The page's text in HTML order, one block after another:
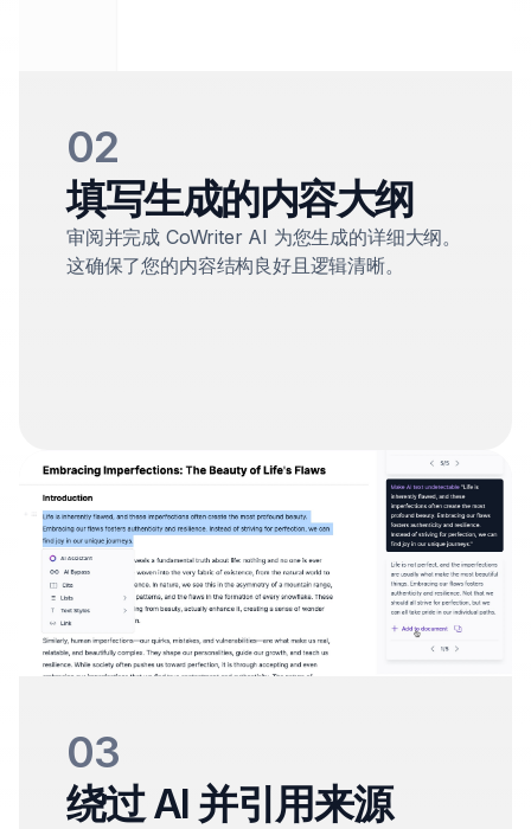
02
填写生成的内容大纲
审阅并完成 CoWriter AI 为您生成的详细大纲。
这确保了您的内容结构良好且逻辑清晰。
03
绕过 AI 并引用来源